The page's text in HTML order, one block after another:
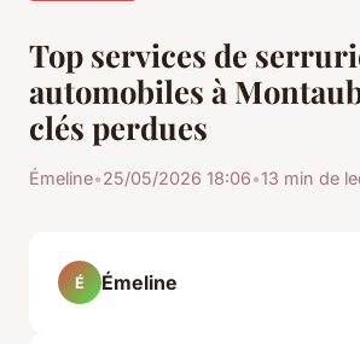
Top services de
automobiles à
clés perdues
Émeline•25/05/2026 18:06•13 min de
É Émeline